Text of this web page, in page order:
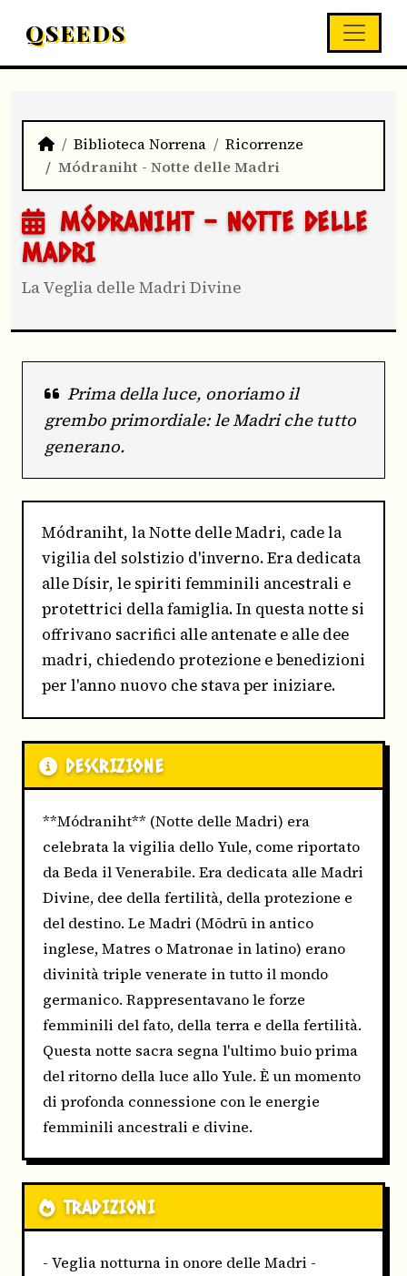
QSEEDS
Biblioteca Norrena
Ricorrenze
Módraniht - Notte delle Madri
MÓDRANIHT - NOTTE DELLE
MADRI
La Veglia delle Madri Divine
Prima della luce, onoriamo il
grembo primordiale: le Madri che tutto
generano.
Módraniht, la Notte delle Madri, cade la
vigilia del solstizio d'inverno. Era dedicata
alle Dísir, le spiriti femminili ancestrali e
protettrici della famiglia. In questa notte si
offrivano sacrifici alle antenate e alle dee
madri, chiedendo protezione e benedizioni
per l'anno nuovo che stava per iniziare.
DESCRIZIONE
**Módraniht** (Notte delle Madri) era
celebrata la vigilia dello Yule, come riportato
da Beda il Venerabile. Era dedicata alle Madri
Divine, dee della fertilità, della protezione e
del destino. Le Madri (Mōdrū in antico
inglese, Matres o Matronae in latino) erano
divinità triple venerate in tutto il mondo
germanico. Rappresentavano le forze
femminili del fato, della terra e della fertilità.
Questa notte sacra segna l'ultimo buio prima
del ritorno della luce allo Yule. È un momento
di profonda connessione con le energie
femminili ancestrali e divine.
TRADIZIONI
- Veglia notturna in onore delle Madri -